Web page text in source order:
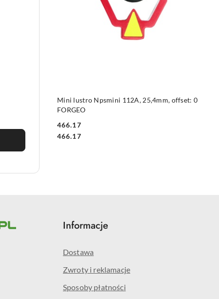
Mini lustro Npsmini 112A, 25,4mm, offset: 0
FORGEO
Cena:
466.17
Cena:
466.17
Informacje
Dostawa
Zwroty i reklamacje
Sposoby płatności